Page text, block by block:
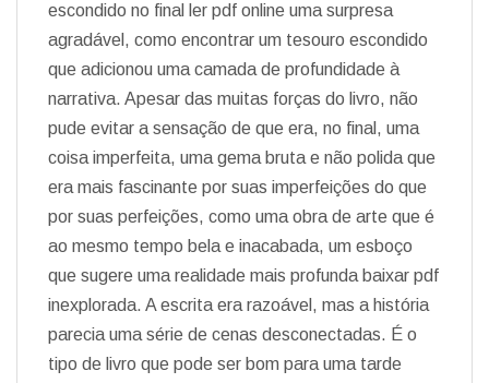
escondido no final ler pdf online uma surpresa
agradável, como encontrar um tesouro escondido
que adicionou uma camada de profundidade à
narrativa. Apesar das muitas forças do livro, não
pude evitar a sensação de que era, no final, uma
coisa imperfeita, uma gema bruta e não polida que
era mais fascinante por suas imperfeições do que
por suas perfeições, como uma obra de arte que é
ao mesmo tempo bela e inacabada, um esboço
que sugere uma realidade mais profunda baixar pdf
inexplorada. A escrita era razoável, mas a história
parecia uma série de cenas desconectadas. É o
tipo de livro que pode ser bom para uma tarde